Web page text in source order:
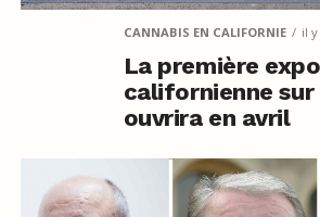
CANNABIS EN CALIFORNIE il y
La première expo
californienne sur
ouvrira en avril